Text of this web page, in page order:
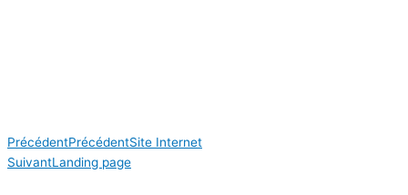
PrécédentPrécédentSite Internet
SuivantLanding page